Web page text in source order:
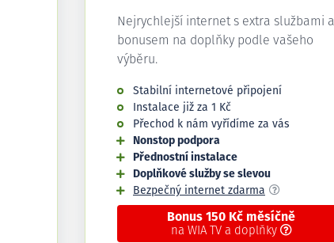
Nejrychlejší internet s extra službami a
bonusem na doplňky podle vašeho
výběru.
Stabilní internetové připojení
Instalace již za 1 Kč
Přechod k nám vyřídíme za vás
Nonstop podpora
Přednostní instalace
Doplňkové služby se slevou
Bezpečný internet zdarma
Bonus 150 Kč měsíčně
na WIA TV a doplňky